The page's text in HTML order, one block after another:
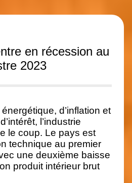
en récession au
2023
d’inflation et
l’industrie
le coup. Le pays est
technique au premier
une deuxième baisse
produit intérieur brut